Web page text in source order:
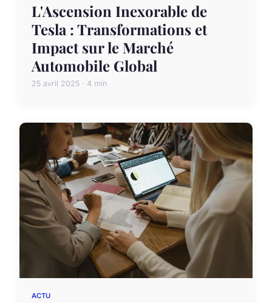
L'Ascension Inexorable de
Tesla : Transformations et
Impact sur le Marché
Automobile Global
25 avril 2025 · 4 min
ACTU